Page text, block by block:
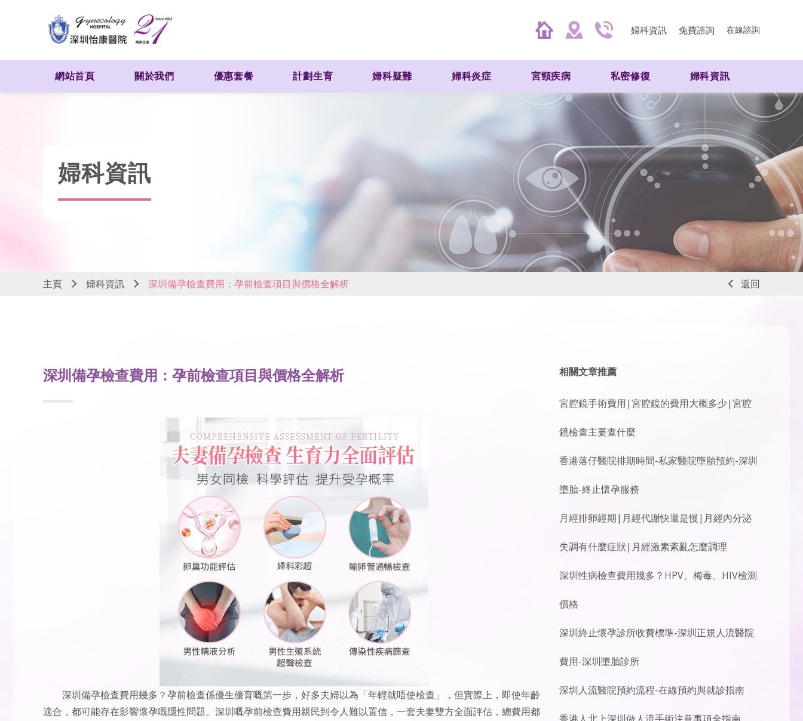
婦科資訊 免費諮詢 在線諮詢
網站首頁 關於我們 優惠套餐 計劃生育 婦科疑難 婦科炎症 宮頸疾病 私密修復 婦科資訊
婦科資訊
返回
主頁 婦科資訊 深圳備孕檢查費用：孕前檢查項目與價格全解析
深圳備孕檢查費用：孕前檢查項目與價格全解析
深圳備孕檢查費用幾多？孕前檢查係優生優育嘅第一步，好多夫婦以為「年輕就唔使檢查」，但實際上，即使年齡
適合，都可能存在影響懷孕嘅隱性問題。深圳嘅孕前檢查費用親民到令人難以置信，一套夫妻雙方全面評估，總費用都
相關文章推薦
宮腔鏡手術費用|宮腔鏡的費用大概多少|宮腔
鏡檢查主要查什麼
香港落仔醫院排期時間-私家醫院墮胎預約-深圳
墮胎-終止懷孕服務
月經排卵經期|月經代謝快還是慢|月經內分泌
失調有什麼症狀|月經激素紊亂怎麼調理
深圳性病檢查費用幾多？HPV、梅毒、HIV檢測
價格
深圳終止懷孕診所收費標準-深圳正規人流醫院
費用-深圳墮胎診所
深圳人流醫院預約流程-在線預約與就診指南